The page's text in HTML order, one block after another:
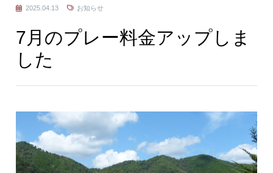
2025.04.13 お知らせ
7月のプレー料金アップしま
した